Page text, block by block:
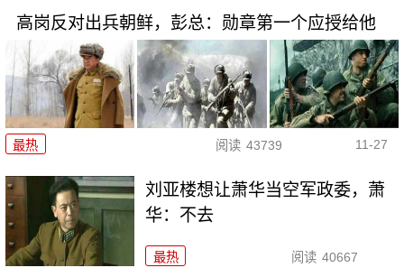
高岗反对出兵朝鲜，彭总：勋章第一个应授给他
最热 阅读 43739 11-27
刘亚楼想让萧华当空军政委，萧
华：不去
最热 阅读 40667